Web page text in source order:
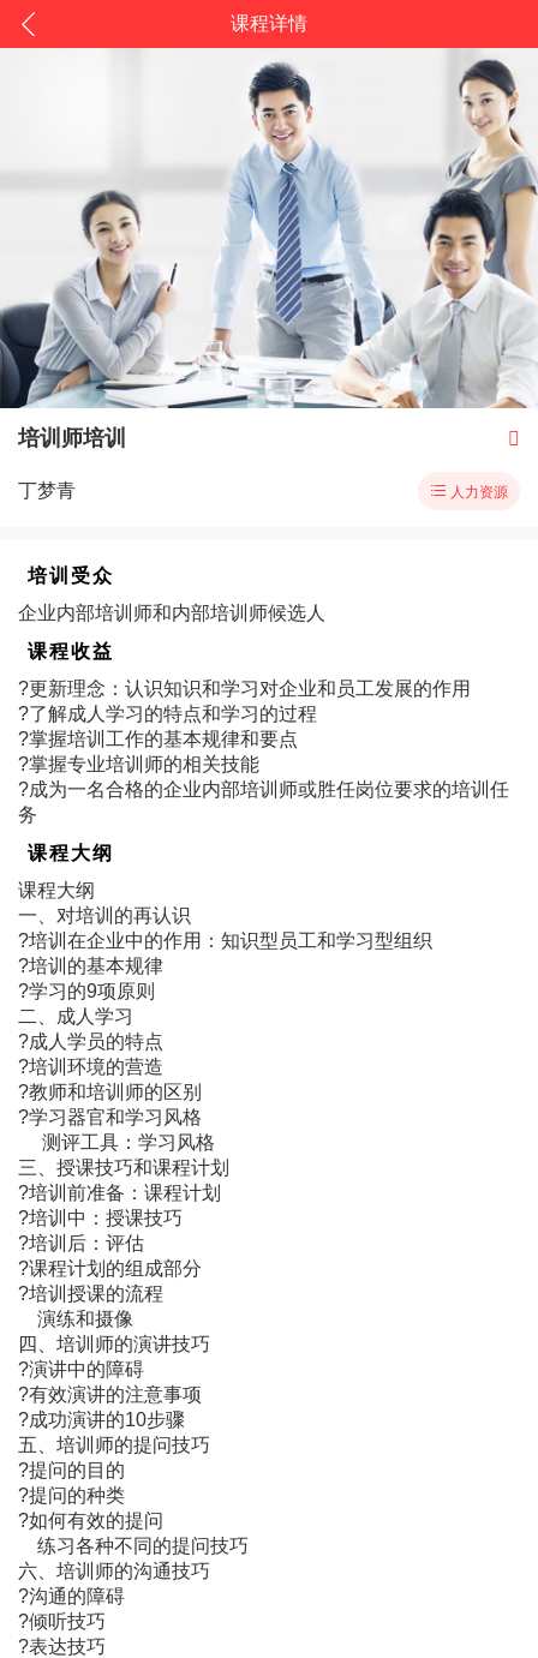
课程详情
培训师培训 
丁梦青  人力资源
培训受众
企业内部培训师和内部培训师候选人
课程收益
?更新理念：认识知识和学习对企业和员工发展的作用
?了解成人学习的特点和学习的过程
?掌握培训工作的基本规律和要点
?掌握专业培训师的相关技能
?成为一名合格的企业内部培训师或胜任岗位要求的培训任
务
课程大纲
课程大纲
一、对培训的再认识
?培训在企业中的作用：知识型员工和学习型组织
?培训的基本规律
?学习的9项原则
二、成人学习
?成人学员的特点
?培训环境的营造
?教师和培训师的区别
?学习器官和学习风格
测评工具：学习风格
三、授课技巧和课程计划
?培训前准备：课程计划
?培训中：授课技巧
?培训后：评估
?课程计划的组成部分
?培训授课的流程
演练和摄像
四、培训师的演讲技巧
?演讲中的障碍
?有效演讲的注意事项
?成功演讲的10步骤
五、培训师的提问技巧
?提问的目的
?提问的种类
?如何有效的提问
练习各种不同的提问技巧
六、培训师的沟通技巧
?沟通的障碍
?倾听技巧
?表达技巧